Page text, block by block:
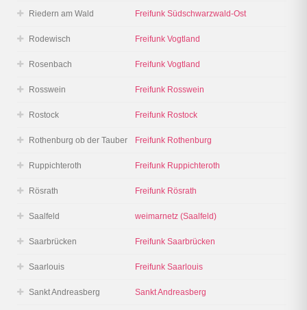
Riedern am Wald Freifunk Südschwarzwald-Ost
Rodewisch Freifunk Vogtland
Rosenbach Freifunk Vogtland
Rosswein Freifunk Rosswein
Rostock Freifunk Rostock
Rothenburg ob der Tauber Freifunk Rothenburg
Ruppichteroth Freifunk Ruppichteroth
Rösrath Freifunk Rösrath
Saalfeld weimarnetz (Saalfeld)
Saarbrücken Freifunk Saarbrücken
Saarlouis Freifunk Saarlouis
Sankt Andreasberg Sankt Andreasberg